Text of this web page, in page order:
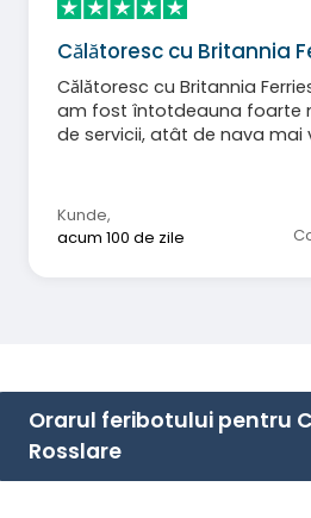
Călătoresc cu Britannia
Călătoresc cu Britannia
am fost întotdeauna foarte
de servicii, atât de nava mai
de călătorie este mult mai
Kunde,
acum 100 de zile
Orarul feribotului pentru
Rosslare